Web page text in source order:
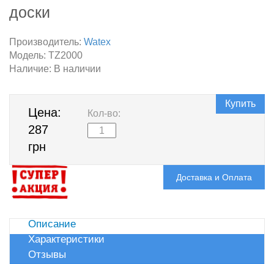
доски
Производитель: Watex
Модель: TZ2000
Наличие: В наличии
Цена:
287
грн
Кол-во:
Купить
Доставка и Оплата
Описание
Характеристики
Отзывы